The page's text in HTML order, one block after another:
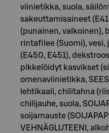
viinietikka, suola,
sakeuttamisaineet
(punainen, valkoinen),
rintafilee (Suomi),
(E450, E451),
pikkelöidyt kasvikset
omenaviinietikka,
lehtikaali, chilitahna
chilijauhe, suola,
soijamauste
VEHNÄGLUTEENI,